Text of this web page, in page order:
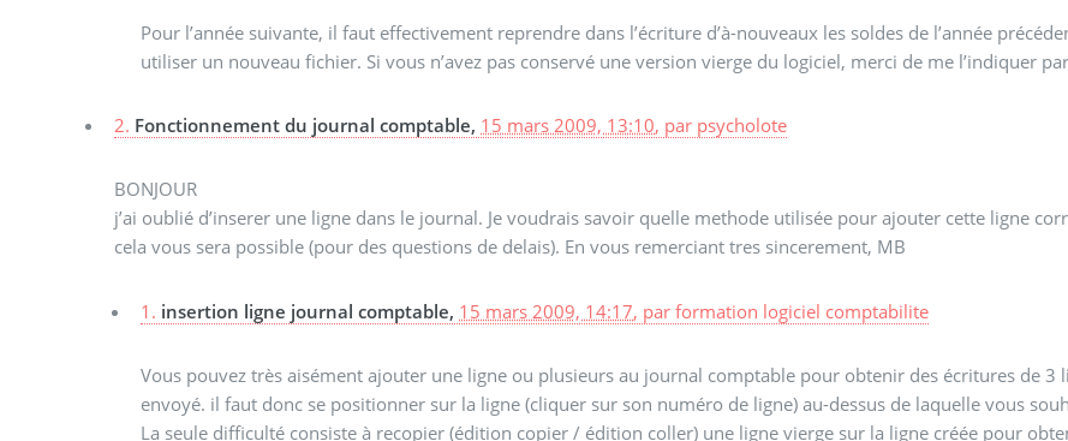
Pour l’année suivante, il faut effectivement reprendre dans l’écriture d’à-nouveaux les soldes de l’année
utiliser un nouveau fichier. Si vous n’avez pas conservé une version vierge du logiciel, merci de me l’indiquer
2. Fonctionnement du journal comptable, 15 mars 2009, 13:10, par psycholote
BONJOUR
j’ai oublié d’inserer une ligne dans le journal. Je voudrais savoir quelle methode utilisée pour ajouter cette ligne
cela vous sera possible (pour des questions de delais). En vous remerciant tres sincerement, MB
1. insertion ligne journal comptable, 15 mars 2009, 14:17, parformation logiciel comptabilite
Vous pouvez très aisément ajouter une ligne ou plusieurs au journal comptable pour obtenir des écritures de 3
envoyé. il faut donc se positionner sur la ligne (cliquer sur son numéro de ligne) au-dessus de laquelle vous
La seule difficulté consiste à recopier (édition copier / édition coller) une ligne vierge sur la ligne créée pour